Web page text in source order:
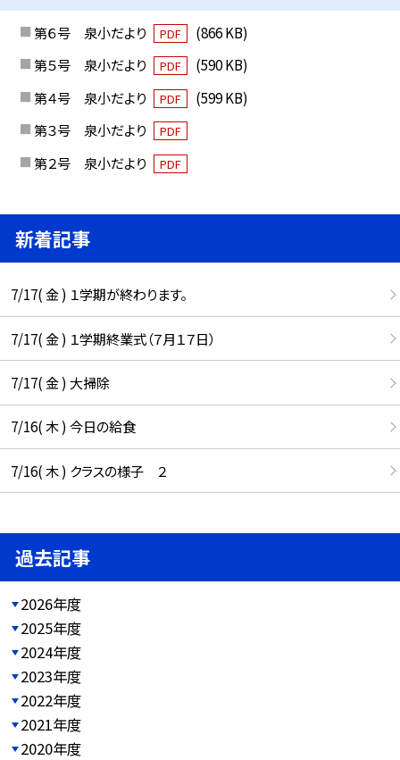
第６号 泉小だより PDF
(866 KB)
第５号 泉小だより
PDF
(590 KB)
第４号 泉小だより
PDF
(599 KB)
第３号 泉小だより
PDF
第２号 泉小だより PDF
新着記事
7/17( 金 ) １学期が終わります。
7/17( 金 ) １学期終業式（７月１７日）
7/17( 金 ) 大掃除
7/16( 木 ) 今日の給食
7/16( 木 ) クラスの様子 ２
過去記事
2026年度
2025年度
2024年度
2023年度
2022年度
2021年度
2020年度